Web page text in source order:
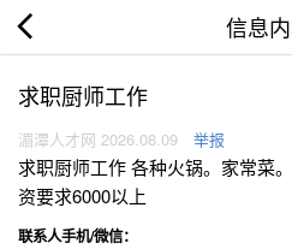
信息
求职厨师工作
湄潭人才网 2026.08.09 举报
求职厨师工作 各种火锅。家常菜
资要求6000以上
联系人手机/微信：